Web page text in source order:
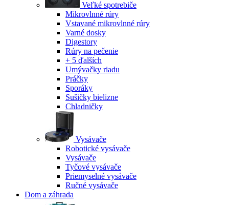
Veľké spotrebiče
Mikrovlnné rúry
Vstavané mikrovlnné rúry
Varné dosky
Digestory
Rúry na pečenie
+ 5 ďalších
Umývačky riadu
Práčky
Sporáky
Sušičky bielizne
Chladničky
Vysávače
Robotické vysávače
Vysávače
Tyčové vysávače
Priemyselné vysávače
Ručné vysávače
Dom a záhrada